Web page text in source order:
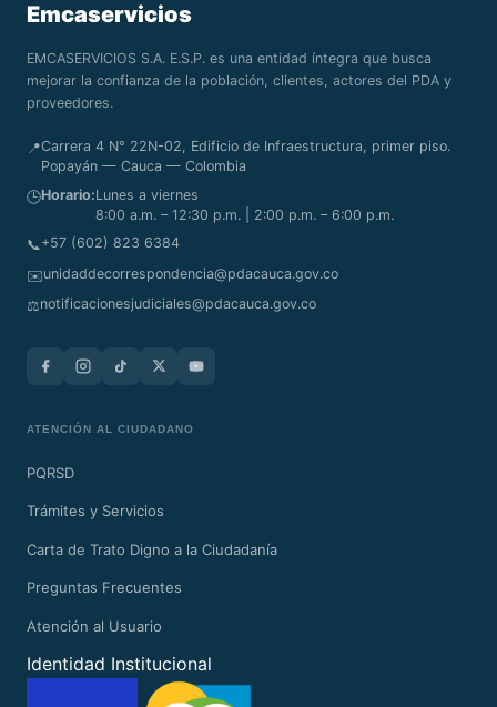
Emcaservicios
EMCASERVICIOS S.A. E.S.P. es una entidad íntegra que busca
mejorar la confianza de la población, clientes, actores del PDA y
proveedores.
📍Carrera 4 N° 22N-02, Edificio de Infraestructura, primer piso.
Popayán — Cauca — Colombia
🕒Horario:Lunes a viernes
8:00 a.m. – 12:30 p.m. | 2:00 p.m. – 6:00 p.m.
📞+57 (602) 823 6384
✉️unidaddecorrespondencia@pdacauca.gov.co
⚖️notificacionesjudiciales@pdacauca.gov.co
ATENCIÓN AL CIUDADANO
PQRSD
Trámites y Servicios
Carta de Trato Digno a la Ciudadanía
Preguntas Frecuentes
Atención al Usuario
Identidad Institucional